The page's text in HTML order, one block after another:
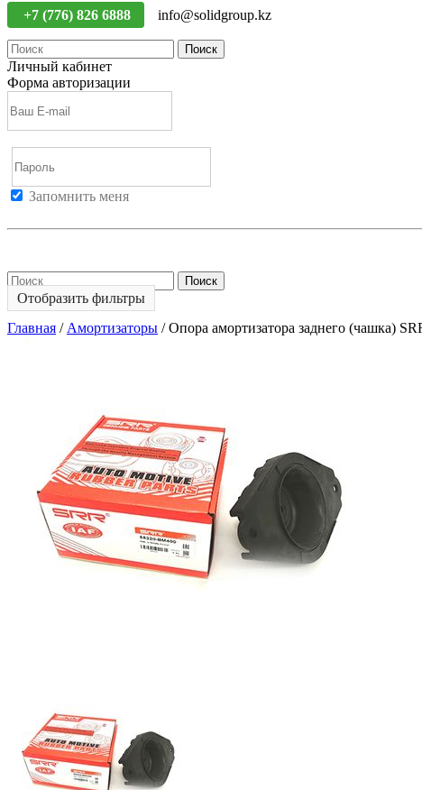
+7 (776) 826 6888 info@solidgroup.kz
Поиск
Личный кабинет
Форма авторизации
Запомнить меня
Поиск
Отобразить фильтры
Главная / Амортизаторы / Опора амортизатора заднего (чашка)